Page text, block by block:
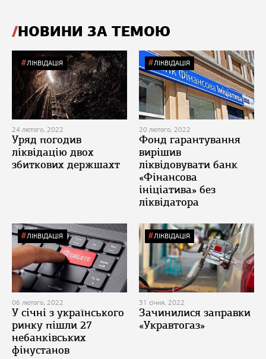
НОВИНИ ЗА ТЕМОЮ
ЛІКВІДАЦІЯ
24 лютого, 2022
Уряд погодив
ліквідацію двох
збиткових держшахт
ЛІКВІДАЦІЯ
20 лютого, 2022
Фонд гарантування
вирішив
ліквідовувати банк
«Фінансова
ініціатива» без
ліквідатора
ЛІКВІДАЦІЯ
06 лютого, 2022
У січні з українського
ринку пішли 27
небанківських
фінустанов
ЛІКВІДАЦІЯ
31 січня, 2022
Зачинилися заправки
«Укравтогаз»